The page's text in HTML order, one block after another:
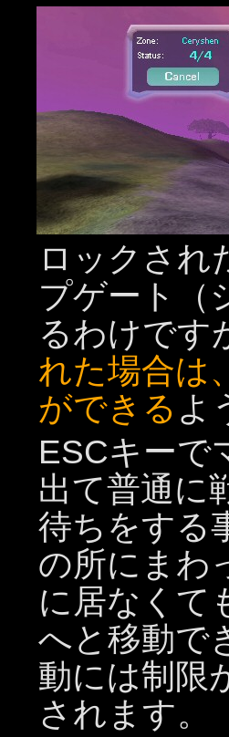
ロックされ
プゲート（
るわけです
れた場合は
ができる よ
ESCキーで
出て普通に
待ちをする
の所にまわ
に居なくて
へと移動で
動には制限
されます。